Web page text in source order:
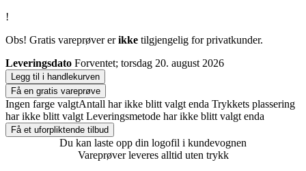
!
Obs! Gratis vareprøver erikke tilgjengelig for privatkunder.
Leveringsdato Forventet; torsdag 20. august 2026
Legg til i handlekurven
Få en gratis vareprøve
Ingen farge valgtAntall har ikke blitt valgt enda Trykkets plassering
har ikke blitt valgt Leveringsmetode har ikke blitt valgt enda
Få et uforpliktende tilbud
Du kan laste opp din logofil i kundevognen
Vareprøver leveres alltid uten trykk